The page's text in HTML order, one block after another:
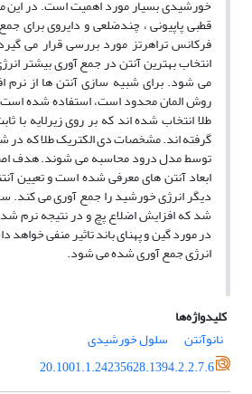
خورشیدی بسیار مورد اهمیت است. در این
قطبی پاپیونی ، چندضلعی و دایروی برای
فرکانس تراهرتز مورد بررسی قرار می
انتخاب بهترین آنتن در جمع آوری بیشتر
روش المان محدود است، استفاده شده
گرفته اند. مشخصات دی الکتریک طلا که در
توسط مدل درود محاسبه می شوند. هدف
ابعاد آنتن های معرفی شده است و تعیین
دیگر انرژی خورشید را جمع آوری می کند.
شد که افزایش اضلاع پچ و در نتیجه نرم
در مورد گین و پهنای باند تاثیر منفی
انرژی جمع آوری شده می شود.
کلیدواژه‌ها
نانو‌آنتن
سلول خورشیدی
20.1001.1.24235628.1394.2.2.7.6